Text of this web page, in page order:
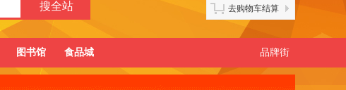
去购物车结算
图书馆 食品城 品牌街